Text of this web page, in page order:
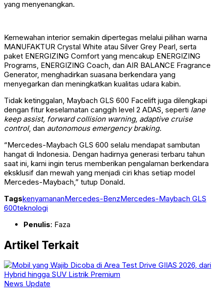
yang menyenangkan.
Kemewahan interior semakin dipertegas melalui pilihan warna
MANUFAKTUR Crystal White atau Silver Grey Pearl, serta
paket ENERGIZING Comfort yang mencakup ENERGIZING
Programs, ENERGIZING Coach, dan AIR BALANCE Fragrance
Generator, menghadirkan suasana berkendara yang
menyegarkan dan meningkatkan kualitas udara kabin.
Tidak ketinggalan, Maybach GLS 600 Facelift juga dilengkapi
dengan fitur keselamatan canggih level 2 ADAS, seperti lane
keep assist, forward collision warning, adaptive cruise
control, dan autonomous emergency braking.
“Mercedes-Maybach GLS 600 selalu mendapat sambutan
hangat di Indonesia. Dengan hadirnya generasi terbaru tahun
saat ini, kami ingin terus memberikan pengalaman berkendara
eksklusif dan mewah yang menjadi ciri khas setiap model
Mercedes-Maybach,” tutup Donald.
TagskenyamananMercedes-BenzMercedes-Maybach GLS
600teknologi
Penulis: Faza
Artikel Terkait
News Update